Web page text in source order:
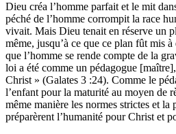
Dieu créa l’homme parfait et le mit
péché de l’homme corrompit la race
vivait. Mais Dieu tenait en réserve un
même, jusqu’à ce que ce plan fût mis
que l’homme se rende compte de la
loi a été comme un pédagogue
Christ » (Galates 3 :24). Comme le
l’enfant pour la maturité au moyen de
même manière les normes strictes et
préparèrent l’humanité pour Christ et